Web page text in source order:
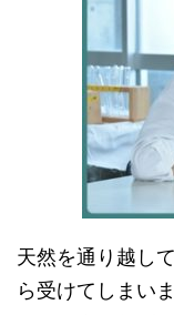
天然を通り越し
ら受けてしまい